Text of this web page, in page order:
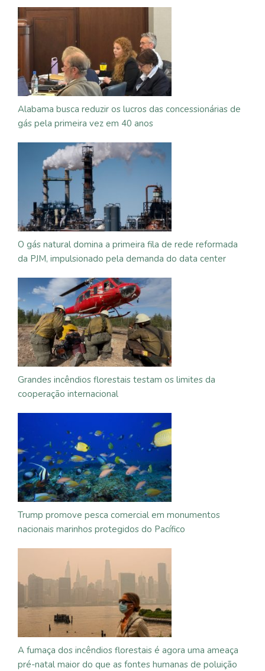
Alabama busca reduzir os lucros das concessionárias de
gás pela primeira vez em 40 anos
O gás natural domina a primeira fila de rede reformada
da PJM, impulsionado pela demanda do data center
Grandes incêndios florestais testam os limites da
cooperação internacional
Trump promove pesca comercial em monumentos
nacionais marinhos protegidos do Pacífico
A fumaça dos incêndios florestais é agora uma ameaça
pré-natal maior do que as fontes humanas de poluição